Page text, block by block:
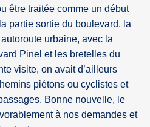
être traitée comme un début
partie sortie du boulevard, la
urbaine, avec la
Pinel et les bretelles du
visite, on avait d’ailleurs
piétons ou cyclistes et
Bonne nouvelle, le
à nos demandes et